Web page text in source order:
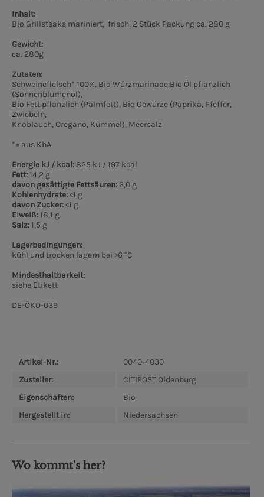
Inhalt:
Bio Grillsteaks mariniert, frisch, 2 Stück Packung ca. 280 g
Gewicht:
ca. 280g
Zutaten:
Schweinefleisch* 100%, Bio Würzmarinade:Bio Öl pflanzlich
(Sonnenblumenöl),
Bio Fett pflanzlich (Palmfett), Bio Gewürze (Paprika, Pfeffer,
Zwiebeln,
Knoblauch, Oregano, Kümmel), Meersalz
*= aus KbA
Energie kJ / kcal: 825 kJ / 197 kcal
Fett:14,2 g
davon gesättigte Fettsäuren: 6,0 g
Kohlenhydrate:<1 g
davon Zucker:<1 g
Eiweiß:18,1 g
Salz:1,5 g
Lagerbedingungen:
kühl und trocken lagern bei >6 °C
Mindesthaltbarkeit:
siehe Etikett
DE-ÖKO-039
Artikel-Nr.:
0040-4030
Zusteller:
CITIPOST Oldenburg
Eigenschaften:
Bio
Hergestellt in:
Niedersachsen
Wo kommt's her?